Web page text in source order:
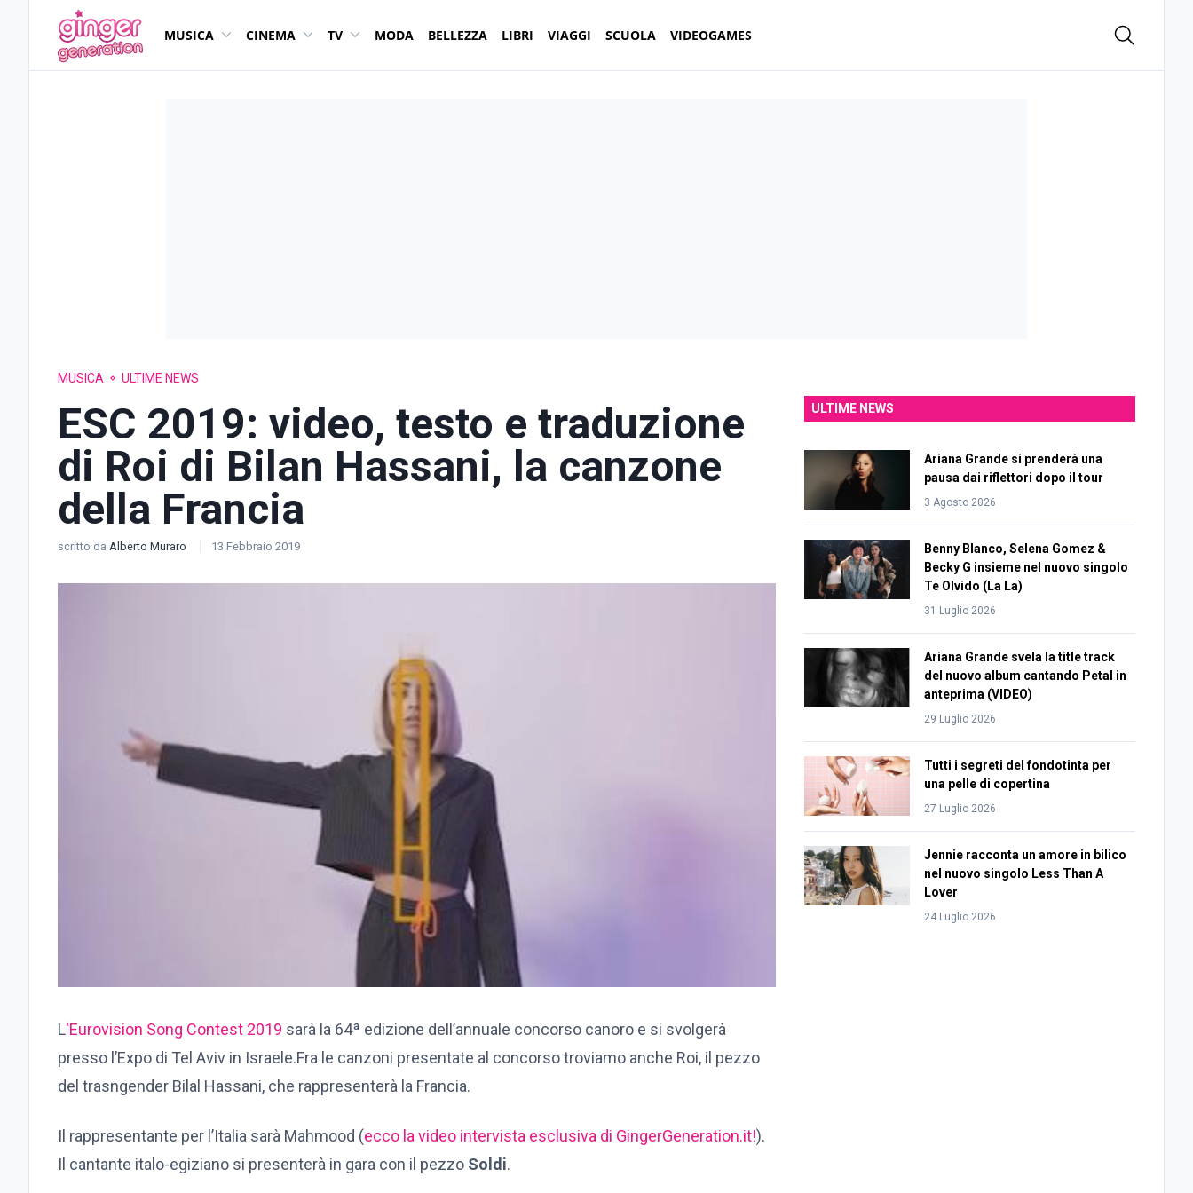
MUSICA CINEMA TV MODA BELLEZZA LIBRI VIAGGI SCUOLA VIDEOGAMES
MUSICA ULTIME NEWS
ESC 2019: video, testo e traduzione
di Roi di Bilan Hassani, la canzone
della Francia
scritto da Alberto Muraro 13 Febbraio 2019
L‘Eurovision Song Contest 2019 sarà la 64ª edizione dell’annuale concorso canoro e si svolgerà
presso l’Expo di Tel Aviv in Israele.Fra le canzoni presentate al concorso troviamo anche Roi, il pezzo
del trasngender Bilal Hassani, che rappresenterà la Francia.
Il rappresentante per l’Italia sarà Mahmood (ecco la video intervista esclusiva di GingerGeneration.it!).
Il cantante italo-egiziano si presenterà in gara con il pezzo Soldi.
ULTIME NEWS
Ariana Grande si prenderà una
pausa dai riflettori dopo il tour
3 Agosto 2026
Benny Blanco, Selena Gomez &
Becky G insieme nel nuovo singolo
Te Olvido (La La)
31 Luglio 2026
Ariana Grande svela la title track
del nuovo album cantando Petal in
anteprima (VIDEO)
29 Luglio 2026
Tutti i segreti del fondotinta per
una pelle di copertina
27 Luglio 2026
Jennie racconta un amore in bilico
nel nuovo singolo Less Than A
Lover
24 Luglio 2026